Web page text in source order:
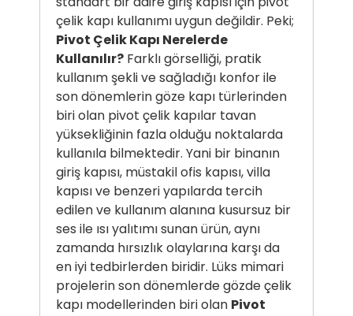
çelik kapı kullanımı uygun değildir. Peki;
Pivot Çelik Kapı Nerelerde
Kullanılır? Farklı görselliği, pratik
kullanım şekli ve sağladığı konfor ile
son dönemlerin göze kapı türlerinden
biri olan pivot çelik kapılar tavan
yüksekliğinin fazla olduğu noktalarda
kullanıla bilmektedir. Yani bir binanın
giriş kapısı, müstakil ofis kapısı, villa
kapısı ve benzeri yapılarda tercih
edilen ve kullanım alanına kusursuz bir
ses ile ısı yalıtımı sunan ürün, aynı
zamanda hırsızlık olaylarına karşı da
en iyi tedbirlerden biridir. Lüks mimari
projelerin son dönemlerde gözde çelik
kapı modellerinden biri olan Pivot